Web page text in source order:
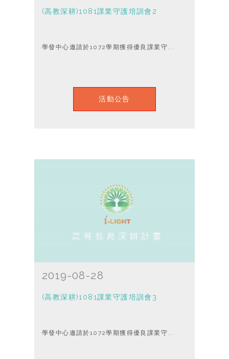
(高教深耕)1081課業守護培訓會2
學發中心邀請於1072學期獲得優良課業守...
活動公告
2019-08-28
(高教深耕)1081課業守護培訓會3
學發中心邀請於1072學期獲得優良課業守...